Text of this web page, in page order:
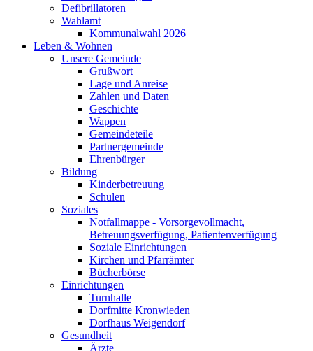
Defibrillatoren
Wahlamt
Kommunalwahl 2026
Leben & Wohnen
Unsere Gemeinde
Grußwort
Lage und Anreise
Zahlen und Daten
Geschichte
Wappen
Gemeindeteile
Partnergemeinde
Ehrenbürger
Bildung
Kinderbetreuung
Schulen
Soziales
Notfallmappe - Vorsorgevollmacht,
Betreuungsverfügung, Patientenverfügung
Soziale Einrichtungen
Kirchen und Pfarrämter
Bücherbörse
Einrichtungen
Turnhalle
Dorfmitte Kronwieden
Dorfhaus Weigendorf
Gesundheit
Ärzte